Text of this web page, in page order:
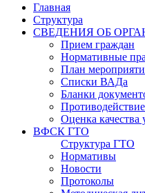
Главная
Структура
СВЕДЕНИЯ ОБ
Прием граждан
Нормативные
План
Списки ВАДа
Бланки
Оценка качества
ВФСК ГТО
Структура ГТО
Нормативы
Новости
Протоколы